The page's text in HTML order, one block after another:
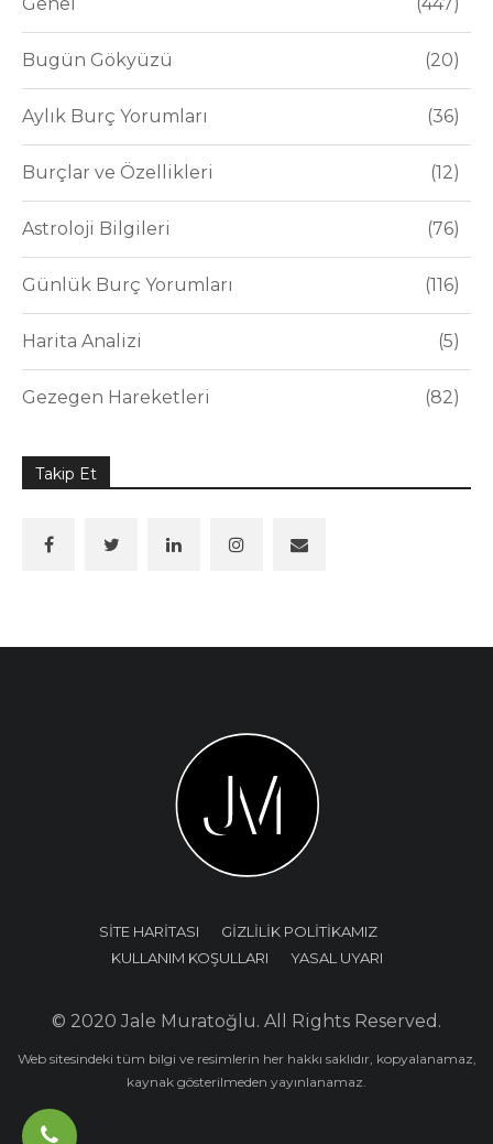
Genel 447
Bugün Gökyüzü 20
Aylık Burç Yorumları 36
Burçlar ve Özellikleri 12
Astroloji Bilgileri 76
Günlük Burç Yorumları 116
Harita Analizi 5
Gezegen Hareketleri 82
Takip Et
SİTE HARİTASI
GİZLİLİK POLİTİKAMIZ
KULLANIM KOŞULLARI
YASAL UYARI
© 2020 Jale Muratoğlu. All Rights Reserved.
Web sitesindeki tüm bilgi ve resimlerin her hakkı saklıdır, kopyalanamaz,
kaynak gösterilmeden yayınlanamaz.